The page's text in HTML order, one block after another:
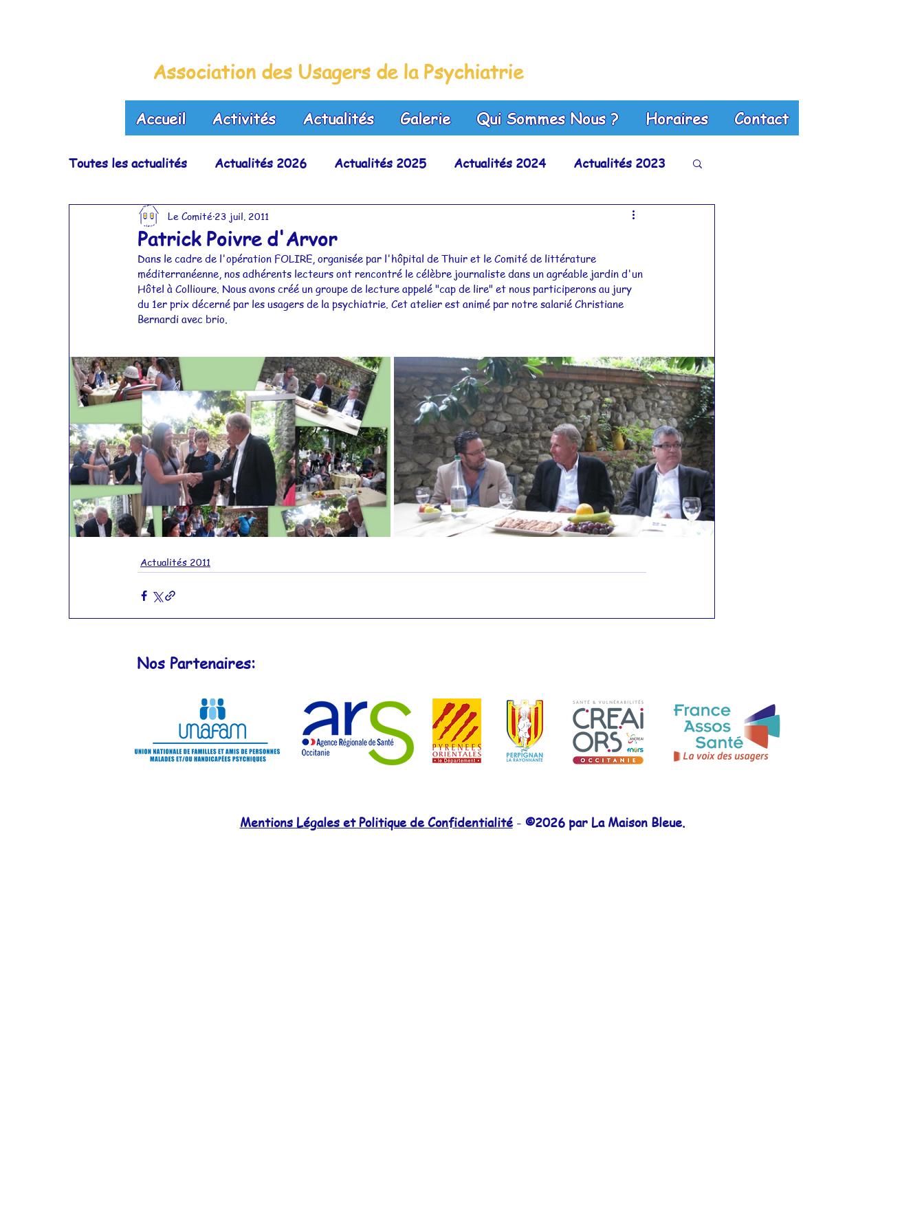
Association des Usagers de la Psychiatrie
Accueil Activités Actualités Galerie Qui Sommes Nous ? Horaires Contact
Toutes les actualités Actualités 2026 Actualités 2025 Actualités 2024 Actualités 2023
Actualités 2022 Actualités 2021 Actualités 2018
Actualités 2017 Actualités 2016 Actualités 2015 Actualités 2014 Actualités 2013
Actualités 2012 Actualités 2011
Patrick Poivre d'Arvor
Le Comité 23 juil. 2011
Dans le cadre de l'opération FOLIRE, organisée par l'hôpital de Thuir et le Comité de littérature
méditerranéenne, nos adhérents lecteurs ont rencontré le célèbre journaliste dans un agréable jardin d'un
Hôtel à Collioure. Nous avons créé un groupe de lecture appelé "cap de lire" et nous participerons au jury
du 1er prix décerné par les usagers de la psychiatrie. Cet atelier est animé par notre salarié Christiane
Bernardi avec brio.
Actualités 2011
Nos Partenaires:
Mentions Légales et Politique de Confidentialité- ©2026 par La Maison Bleue.